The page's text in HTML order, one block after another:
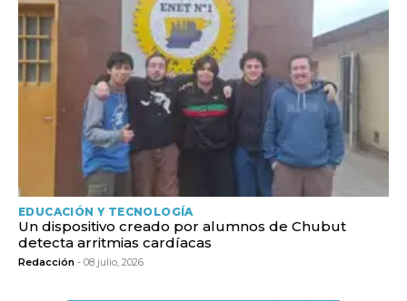
EDUCACIÓN Y TECNOLOGÍA
Un dispositivo creado por alumnos de Chubut
detecta arritmias cardíacas
Redacción - 08 julio, 2026